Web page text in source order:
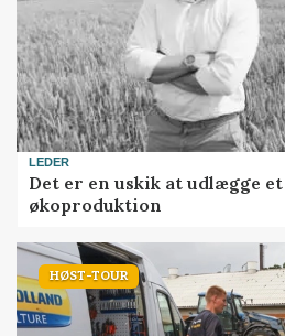
LEDER
Det er en uskik at udlægge
økoproduktion
HØST-TOUR